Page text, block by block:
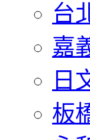
台
嘉
日
板